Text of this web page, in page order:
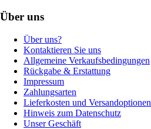
Über uns
Über uns?
Kontaktieren Sie uns
Allgemeine Verkaufsbedingungen
Rückgabe & Erstattung
Impressum
Zahlungsarten
Lieferkosten und Versandoptionen
Hinweis zum Datenschutz
Unser Geschäft